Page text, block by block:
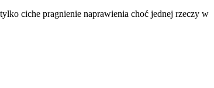
ciche pragnienie naprawienia choć jednej rzeczy w